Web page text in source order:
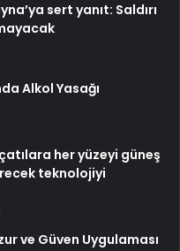
sert yanıt: Saldırı
Alkol Yasağı
her yüzeyi güneş
teknolojiyi
ve Güven Uygulaması